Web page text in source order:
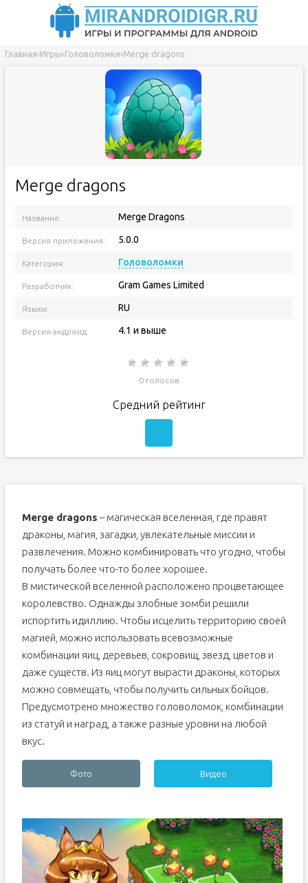
Главная›Игры›Головоломки›Merge dragons
Merge dragons
Название: Merge Dragons
Версия приложения: 5.0.0
Категория: Головоломки
Разработчик: Gram Games Limited
Языки: RU
Версия андроид: 4.1 и выше
0 голосов
Средний рейтинг
Merge dragons – магическая вселенная, где правят
драконы, магия, загадки, увлекательные миссии и
развлечения. Можно комбинировать что угодно, чтобы
получать более что-то более хорошее.
В мистической вселенной расположено процветающее
королевство. Однажды злобные зомби решили
испортить идиллию. Чтобы исцелить территорию своей
магией, можно использовать всевозможные
комбинации яиц, деревьев, сокровищ, звезд, цветов и
даже существ. Из яиц могут вырасти драконы, которых
можно совмещать, чтобы получить сильных бойцов.
Предусмотрено множество головоломок, комбинации
из статуй и наград, а также разные уровни на любой
вкус.
Фото Видео